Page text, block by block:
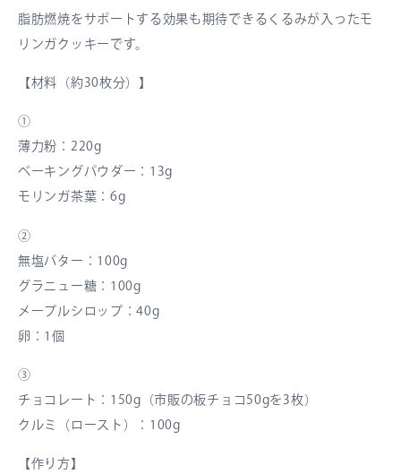
脂肪燃焼をサポートする効果も期待できるくるみが入ったモ
リンガクッキーです。
【材料（約30枚分）】
①
薄力粉：220g
ベーキングパウダー：13g
モリンガ茶葉：6g
②
無塩バター：100g
グラニュー糖：100g
メープルシロップ：40g
卵：1個
③
チョコレート：150g（市販の板チョコ50gを3枚）
クルミ（ロースト）：100g
【作り方】